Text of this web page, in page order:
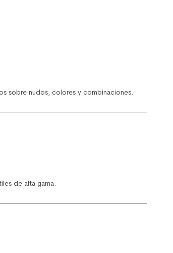
sobre nudos, colores y combinaciones.
de alta gama.